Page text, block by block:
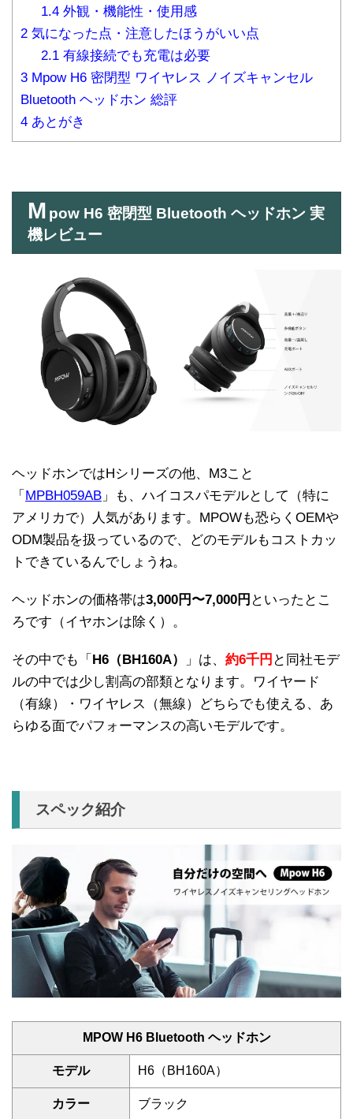
1.4外観・機能性・使用感
2 気になった点・注意したほうがいい点
2.1有線接続でも充電は必要
3 Mpow H6 密閉型 ワイヤレス ノイズキャンセル
Bluetooth ヘッドホン 総評
4 あとがき
M pow H6 密閉型 Bluetooth ヘッドホン 実
機レビュー
ヘッドホンではHシリーズの他、M3こと
「 MPBH059AB 」も、ハイコスパモデルとして（特に
アメリカで）人気があります。MPOWも恐らくOEMや
ODM製品を扱っているので、どのモデルもコストカッ
トできているんでしょうね。
ヘッドホンの価格帯は3,000円〜7,000円 といったとこ
ろです（イヤホンは除く）。
その中でも「 H6（BH160A） 」は、 約6千円 と同社モデ
ルの中では少し割高の部類となります。ワイヤード
（有線）・ワイヤレス（無線）どちらでも使える、あ
らゆる面でパフォーマンスの高いモデルです。
スペック紹介
MPOW H6 Bluetooth ヘッドホン
モデル H6（BH160A）
カラー ブラック